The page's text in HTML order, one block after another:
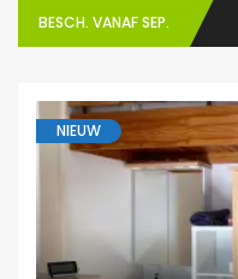
BESCH. VANAF SEP.
NIEUW